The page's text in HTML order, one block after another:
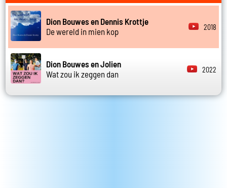
Dion Bouwes en Dennis Krottje
De wereld in mien kop
2018
Dion Bouwes en Jolien
Wat zou ik zeggen dan
2022